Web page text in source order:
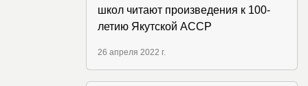
школ читают произведения к 100-
летию Якутской АССР
26 апреля 2022 г.